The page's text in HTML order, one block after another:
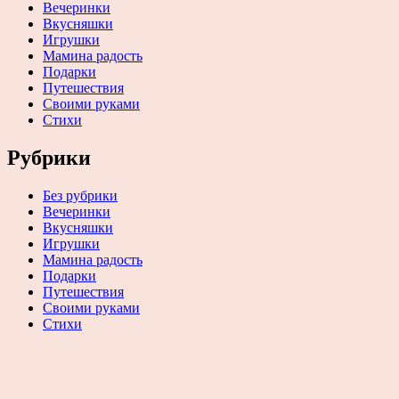
Вечеринки
Вкусняшки
Игрушки
Мамина радость
Подарки
Путешествия
Своими руками
Стихи
Рубрики
Без рубрики
Вечеринки
Вкусняшки
Игрушки
Мамина радость
Подарки
Путешествия
Своими руками
Стихи